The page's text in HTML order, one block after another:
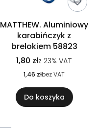
MATTHEW. Aluminiowy
karabińczyk z
brelokiem 58823
1,80 złz 23% VAT
1,46 złbez VAT
Do koszyka